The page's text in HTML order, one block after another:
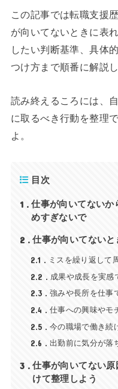
この記事では転職支援
が向いてないときに表
したい判断基準、具体
つけ方まで順番に解説し
読み終えるころには、
に取るべき行動を整理
よ。
目次
1
仕事が向いてないか
めすぎないで
2 仕事が向いてない
2.1 ミスを繰り返して
2.2 成果や成長を実感
2.3 強みや長所を仕事
2.4 仕事への興味やモ
2.5 今の職場で働き続
2.6 出勤前に気分が落
3
仕事が向いてない
けて整理しよう